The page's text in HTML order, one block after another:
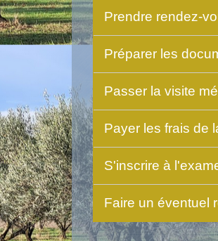
Prendre rendez-
Préparer les
Passer la visite
Payer les frais de
S'inscrire à
Faire un éventuel